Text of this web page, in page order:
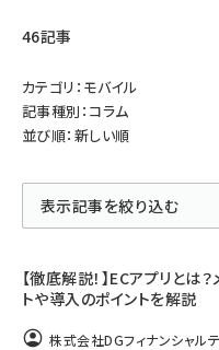
46記事
カテゴリ：モバイル
記事種別：コラム
並び順：新しい順
表示記事を絞り込む
【徹底解説！】ECアプリとは？
トや導入のポイントを解説
株式会社DGフィナンシャル